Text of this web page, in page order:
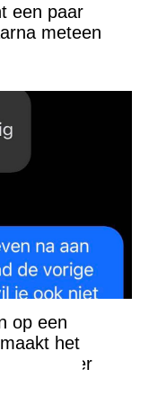
een paar
meteen
op een
het